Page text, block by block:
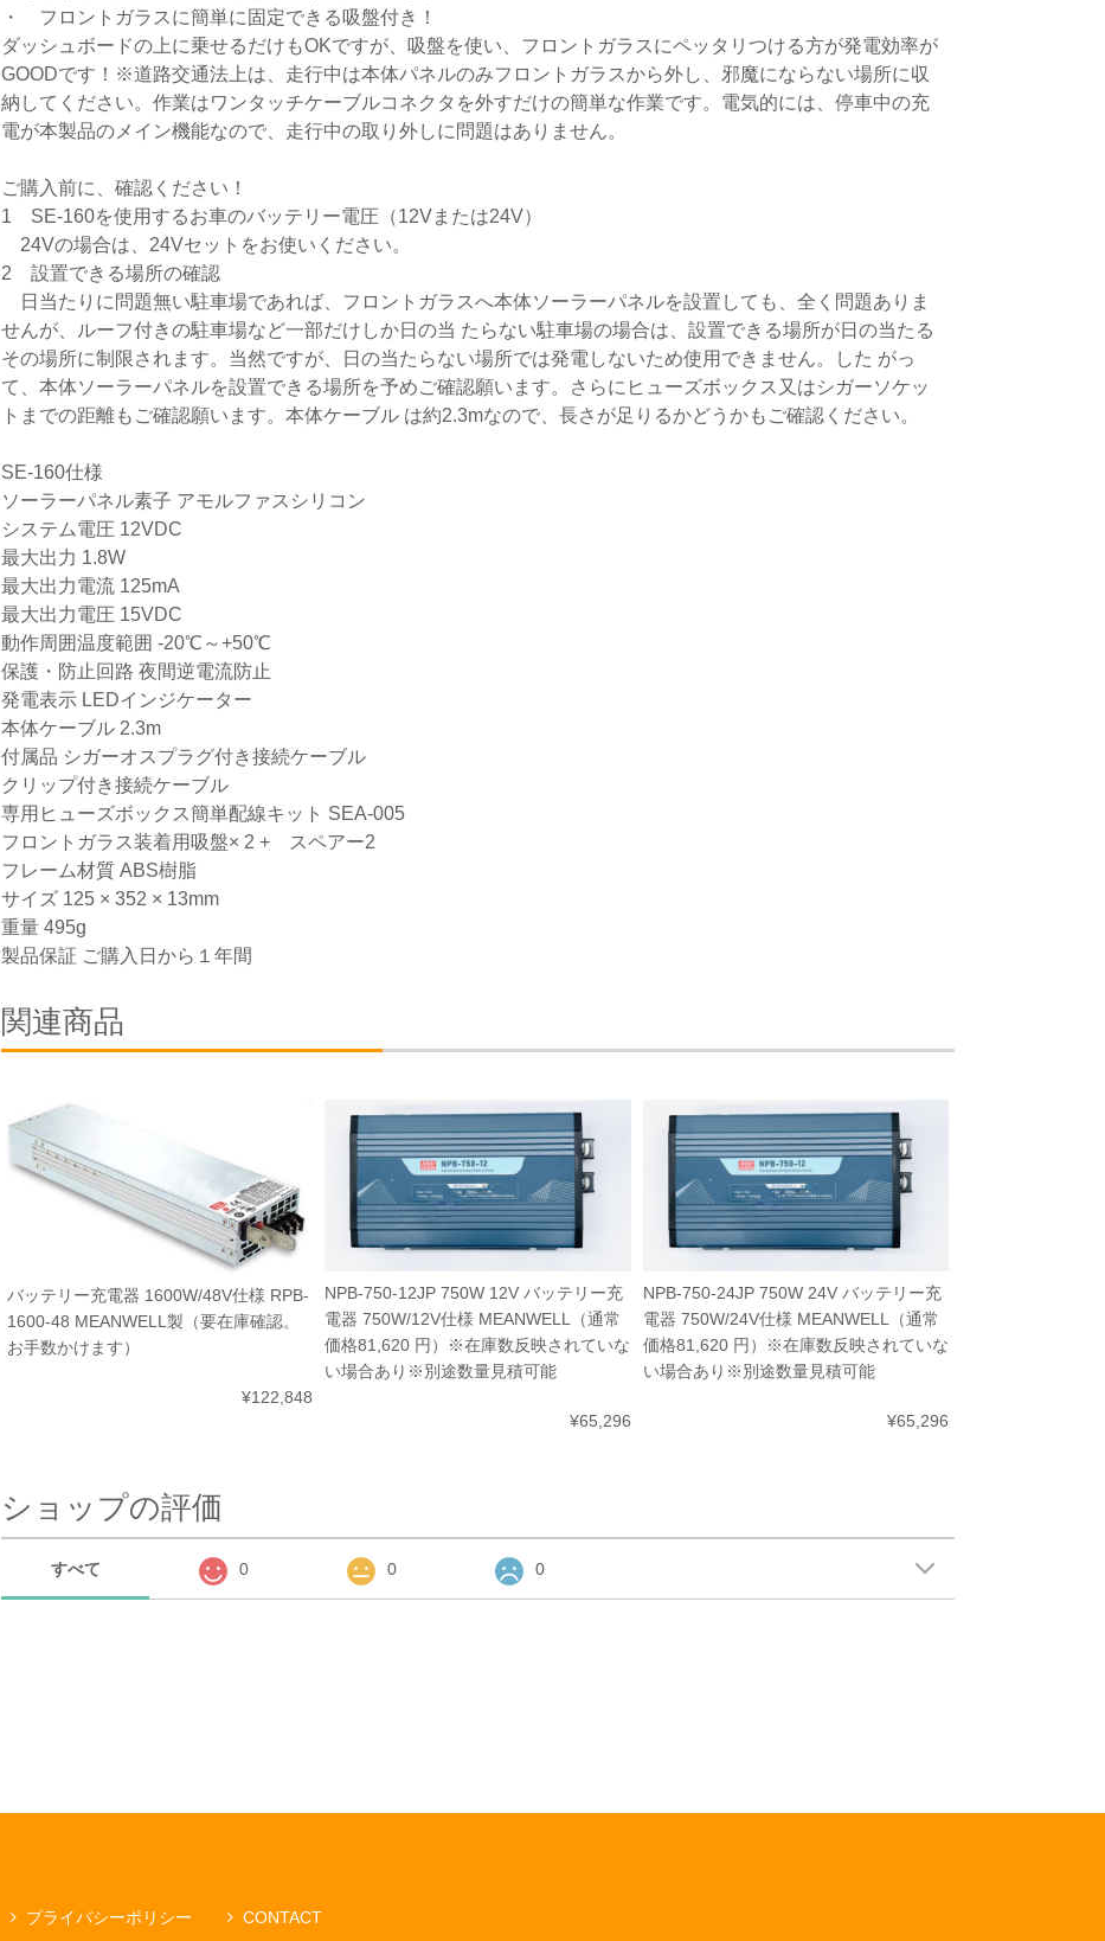
・ フロントガラスに簡単に固定できる吸盤付き！
ダッシュボードの上に乗せるだけもOKですが、吸盤を使い、フロントガラスにペッタリつける方が発電効率が
GOODです！※道路交通法上は、走行中は本体パネルのみフロントガラスから外し、邪魔にならない場所に収
納してください。作業はワンタッチケーブルコネクタを外すだけの簡単な作業です。電気的には、停車中の充
電が本製品のメイン機能なので、走行中の取り外しに問題はありません。
ご購入前に、確認ください！
1 SE-160を使用するお車のバッテリー電圧（12Vまたは24V）
24Vの場合は、24Vセットをお使いください。
2 設置できる場所の確認
日当たりに問題無い駐車場であれば、フロントガラスへ本体ソーラーパネルを設置しても、全く問題ありま
せんが、ルーフ付きの駐車場など一部だけしか日の当 たらない駐車場の場合は、設置できる場所が日の当たる
その場所に制限されます。当然ですが、日の当たらない場所では発電しないため使用できません。した がっ
て、本体ソーラーパネルを設置できる場所を予めご確認願います。さらにヒューズボックス又はシガーソケッ
トまでの距離もご確認願います。本体ケーブル は約2.3mなので、長さが足りるかどうかもご確認ください。
SE-160仕様
ソーラーパネル素子 アモルファスシリコン
システム電圧 12VDC
最大出力 1.8W
最大出力電流 125mA
最大出力電圧 15VDC
動作周囲温度範囲 -20℃～+50℃
保護・防止回路 夜間逆電流防止
発電表示 LEDインジケーター
本体ケーブル 2.3m
付属品 シガーオスプラグ付き接続ケーブル
クリップ付き接続ケーブル
専用ヒューズボックス簡単配線キット SEA-005
フロントガラス装着用吸盤× 2 + スペアー2
フレーム材質 ABS樹脂
サイズ 125 × 352 × 13mm
重量 495g
製品保証 ご購入日から１年間
関連商品
バッテリー充電器 1600W/48V仕様 RPB-
1600-48 MEANWELL製（要在庫確認。
お手数かけます）
¥122,848
NPB-750-12JP 750W 12V バッテリー充
電器 750W/12V仕様 MEANWELL（通常
価格81,620 円）※在庫数反映されていな
い場合あり※別途数量見積可能
¥65,296
NPB-750-24JP 750W 24V バッテリー充
電器 750W/24V仕様 MEANWELL（通常
価格81,620 円）※在庫数反映されていな
い場合あり※別途数量見積可能
¥65,296
ショップの評価
すべて 0 0 0
プライバシーポリシー CONTACT